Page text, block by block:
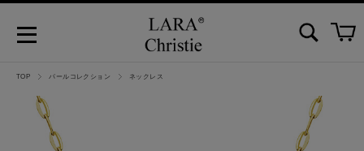
TOP パールコレクション ネックレス